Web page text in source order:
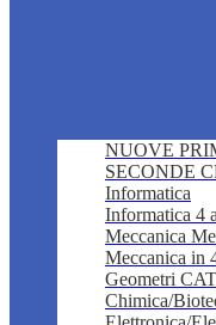
NUOVE
SECONDE
Informatica
Informatica 4
Meccanica
Meccanica in
Geometri CAT
Chimica/